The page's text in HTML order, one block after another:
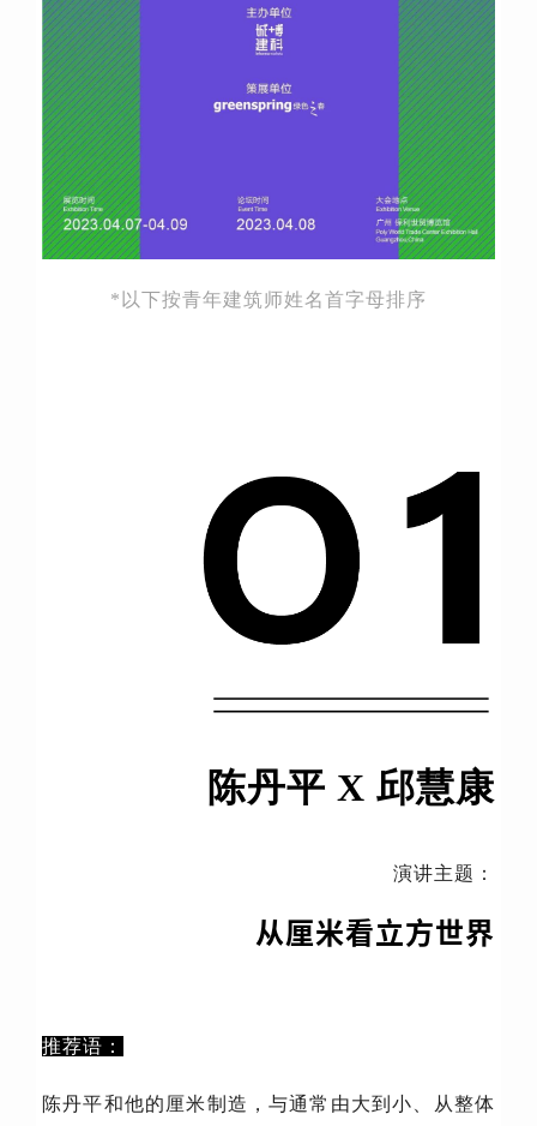
*以下按青年建筑师姓名首字母排序
陈丹平 X 邱慧康
演讲主题：
从厘米看立方世界
推荐语：
陈丹平和他的厘米制造，与通常由大到小、从整体